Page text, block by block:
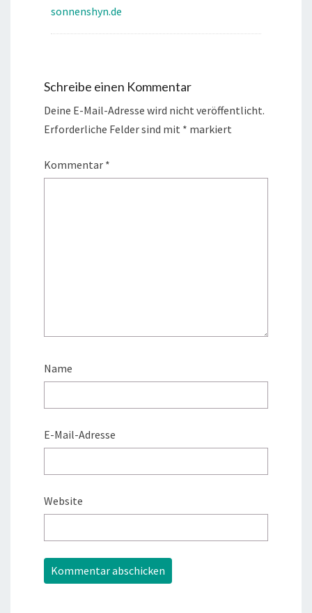
sonnenshyn.de
Schreibe einen Kommentar
Deine E-Mail-Adresse wird nicht veröffentlicht.
Erforderliche Felder sind mit * markiert
Kommentar *
Name
E-Mail-Adresse
Website